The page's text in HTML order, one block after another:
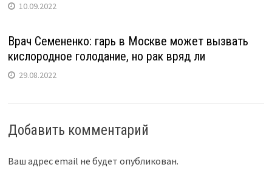
10.09.2022
Врач Семененко: гарь в Москве может вызвать
кислородное голодание, но рак вряд ли
29.08.2022
Добавить комментарий
Ваш адрес email не будет опубликован.